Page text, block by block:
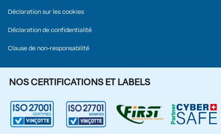
Déclaration sur les cookies
Déclaration de confidentialité
Clause de non-responsabilité
NOS CERTIFICATIONS ET LABELS